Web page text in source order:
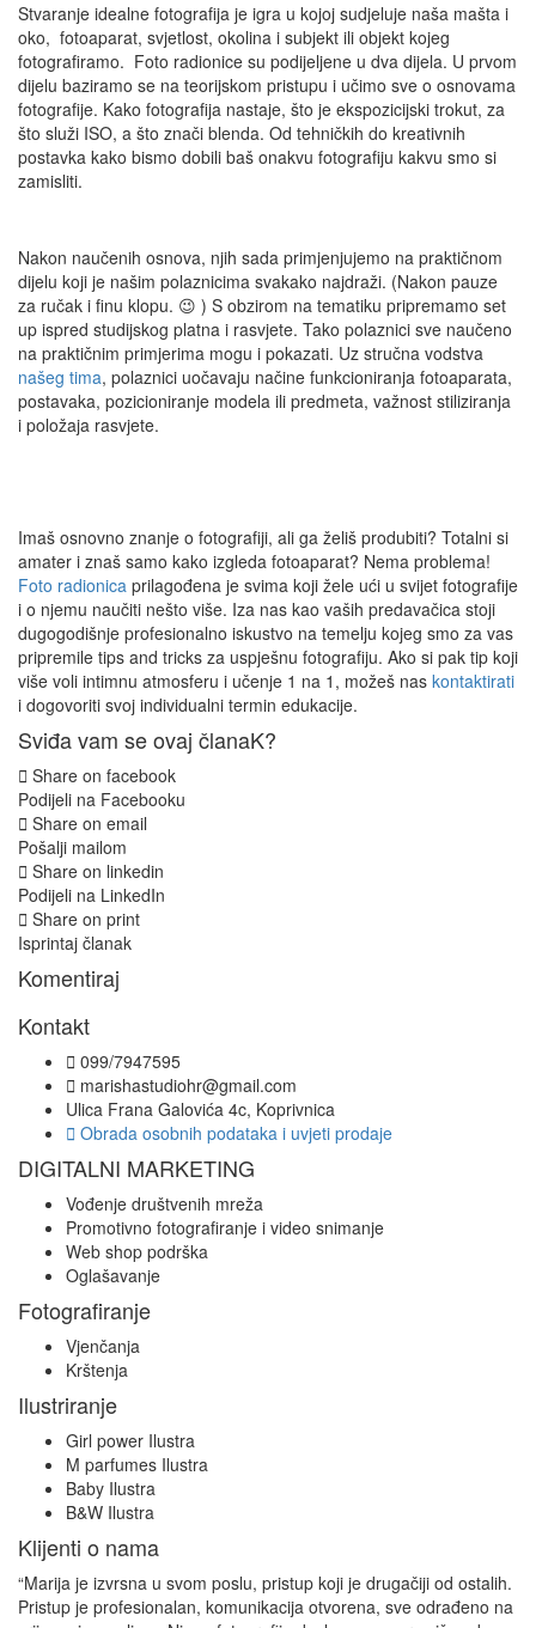
Stvaranje idealne fotografija je igra u kojoj sudjeluje naša mašta i
oko, fotoaparat, svjetlost, okolina i subjekt ili objekt kojeg
fotografiramo. Foto radionice su podijeljene u dva dijela. U prvom
dijelu baziramo se na teorijskom pristupu i učimo sve o osnovama
fotografije. Kako fotografija nastaje, što je ekspozicijski trokut, za
što služi ISO, a što znači blenda. Od tehničkih do kreativnih
postavka kako bismo dobili baš onakvu fotografiju kakvu smo si
zamisliti.
Nakon naučenih osnova, njih sada primjenjujemo na praktičnom
dijelu koji je našim polaznicima svakako najdraži. (Nakon pauze
za ručak i finu klopu. 😉 ) S obzirom na tematiku pripremamo set
up ispred studijskog platna i rasvjete. Tako polaznici sve naučeno
na praktičnim primjerima mogu i pokazati. Uz stručna vodstva
našeg tima, polaznici uočavaju načine funkcioniranja fotoaparata,
postavaka, pozicioniranje modela ili predmeta, važnost stiliziranja
i položaja rasvjete.
Imaš osnovno znanje o fotografiji, ali ga želiš produbiti? Totalni si
amater i znaš samo kako izgleda fotoaparat? Nema problema!
Foto radionica prilagođena je svima koji žele ući u svijet fotografije
i o njemu naučiti nešto više. Iza nas kao vaših predavačica stoji
dugogodišnje profesionalno iskustvo na temelju kojeg smo za vas
pripremile tips and tricks za uspješnu fotografiju. Ako si pak tip koji
više voli intimnu atmosferu i učenje 1 na 1, možeš nas kontaktirati
i dogovoriti svoj individualni termin edukacije.
Sviđa vam se ovaj članaK?
Share on facebook
Podijeli na Facebooku
Share on email
Pošalji mailom
Share on linkedin
Podijeli na LinkedIn
Share on print
Isprintaj članak
Komentiraj
Kontakt
099/7947595
marishastudiohr@gmail.com
Ulica Frana Galovića 4c, Koprivnica
Obrada osobnih podataka i uvjeti prodaje
DIGITALNI MARKETING
Vođenje društvenih mreža
Promotivno fotografiranje i video snimanje
Web shop podrška
Oglašavanje
Fotografiranje
Vjenčanja
Krštenja
Ilustriranje
Girl power Ilustra
M parfumes Ilustra
Baby Ilustra
B&W Ilustra
Klijenti o nama
“Marija je izvrsna u svom poslu, pristup koji je drugačiji od ostalih.
Pristup je profesionalan, komunikacija otvorena, sve odrađeno na